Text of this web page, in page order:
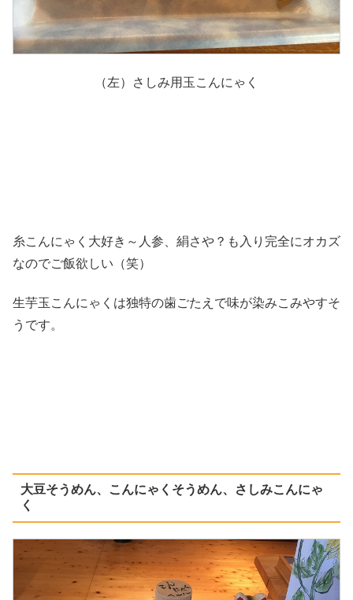
（左）さしみ用玉こんにゃく
糸こんにゃく大好き～人参、絹さや？も入り完全にオカズ
なのでご飯欲しい（笑）
生芋玉こんにゃくは独特の歯ごたえで味が染みこみやすそ
うです。
大豆そうめん、こんにゃくそうめん、さしみこんにゃ
く